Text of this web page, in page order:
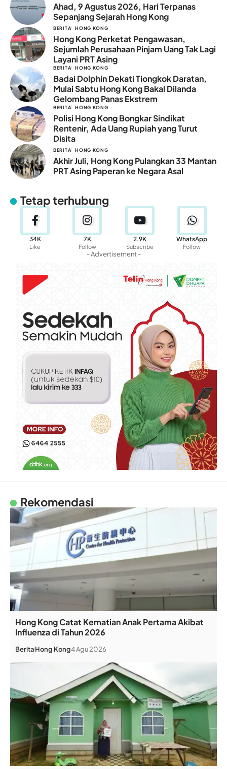
Ahad, 9 Agustus 2026, Hari Terpanas
Sepanjang Sejarah Hong Kong
BERITA HONG KONG
Hong Kong Perketat Pengawasan,
Sejumlah Perusahaan Pinjam Uang Tak Lagi
Layani PRT Asing
BERITA HONG KONG
Badai Dolphin Dekati Tiongkok Daratan,
Mulai Sabtu Hong Kong Bakal Dilanda
Gelombang Panas Ekstrem
BERITA HONG KONG
Polisi Hong Kong Bongkar Sindikat
Rentenir, Ada Uang Rupiah yang Turut
Disita
BERITA HONG KONG
Akhir Juli, Hong Kong Pulangkan 33 Mantan
PRT Asing Paperan ke Negara Asal
Tetap terhubung
34K
Like
7K
Follow
2.9K
Subscribe
WhatsApp
Follow
- Advertisement -
Rekomendasi
Hong Kong Catat Kematian Anak Pertama Akibat
Influenza di Tahun 2026
BeritaHong Kong4 Agu 2026